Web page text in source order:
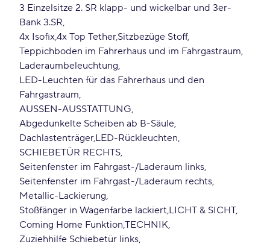
3 Einzelsitze 2. SR klapp- und wickelbar und 3er-
Bank 3.SR
4x Isofix4x Top Tether Sitzbezüge Stoff
Teppichboden im Fahrerhaus und im Fahrgastraum
Laderaumbeleuchtung
LED-Leuchten für das Fahrerhaus und den
Fahrgastraum
AUSSEN-AUSSTATTUNG
Abgedunkelte Scheiben ab B-Säule
Dachlastenträger LED-Rückleuchten
SCHIEBETÜR RECHTS
Seitenfenster im Fahrgast-/Laderaum links
Seitenfenster im Fahrgast-/Laderaum rechts
Metallic-Lackierung
Stoßfänger in Wagenfarbe lackiert LICHT & SICHT
Coming Home Funktion TECHNIK
Zuziehhilfe Schiebetür links